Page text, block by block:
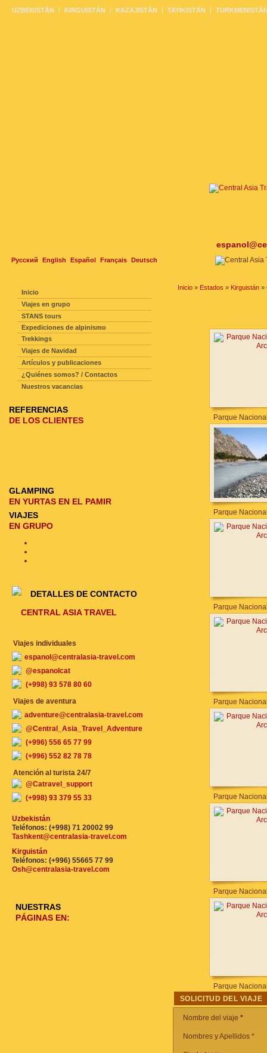
Русский English Español Français Deutsch
UZBEKISTÁN KIRGUISTÁN KAZAJISTÁN TAYIKISTÁN
Inicio » Estados » Kirguistán »
Parque
Parque
Parque
Parque
Parque
Parque
Parque
SOLICITUD DEL VIAJE
Nombre del viaje *
Nombres y Apellidos *
Inicio
Viajes en grupo
STANS tours
Expediciones de alpinismo
Trekkings
Viajes de Navidad
Artículos y publicaciones
¿Quiénes somos? / Contactos
Nuestros vacancias
REFERENCIAS
DE LOS CLIENTES
GLAMPING
EN YURTAS EN EL PAMIR
VIAJES
EN GRUPO
DETALLES DE CONTACTO
CENTRAL ASIA TRAVEL
Viajes individuales
espanol@centralasia-travel.com
@espanolcat
(+998) 93 578 80 60
Viajes de aventura
adventure@centralasia-travel.com
@Central_Asia_Travel_Adventure
(+996) 556 65 77 99
(+996) 552 82 78 78
Atención al turista 24/7
@Catravel_support
(+998) 93 379 55 33
Uzbekistán
Teléfonos: (+998) 71 20002 99
Tashkent@centralasia-travel.com
Kirguistán
Teléfonos: (+996) 55665 77 99
Osh@centralasia-travel.com
NUESTRAS
PÁGINAS EN: